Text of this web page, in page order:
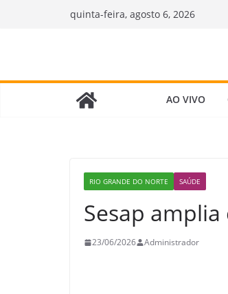
quinta-feira, agosto 6, 2026
AO VIVO
RIO GRANDE DO NORTE SAÚDE
Sesap amplia
23/06/2026 Administrador